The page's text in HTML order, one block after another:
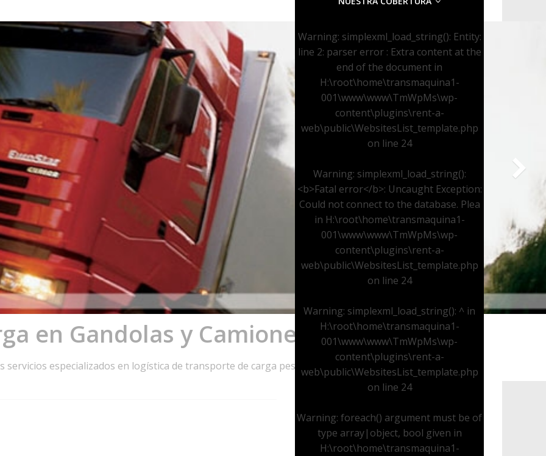
en Gandolas y Camiones
servicios especializados en logística de transporte de carga pesada...
Warning: simplexml_load_string(): Entity:
line 2: parser error : Extra content at the
end of the document in
H:\root\home\transmaquina1-
001\www\www\TmWpMs\wp-
content\plugins\rent-a-
web\public\WebsitesList_template.php
on line 24
Warning: simplexml_load_string():
<b>Fatal error</b>: Uncaught Exception:
Could not connect to the database. Plea
in H:\root\home\transmaquina1-
001\www\www\TmWpMs\wp-
content\plugins\rent-a-
web\public\WebsitesList_template.php
on line 24
Warning: simplexml_load_string(): ^ in
H:\root\home\transmaquina1-
001\www\www\TmWpMs\wp-
content\plugins\rent-a-
web\public\WebsitesList_template.php
on line 24
Warning: foreach() argument must be of
type array|object, bool given in
H:\root\home\transmaquina1-